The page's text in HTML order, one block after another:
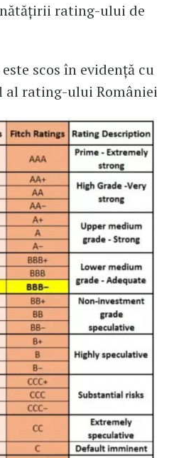
rating-ului de
scos în evidență cu
al rating-ului României